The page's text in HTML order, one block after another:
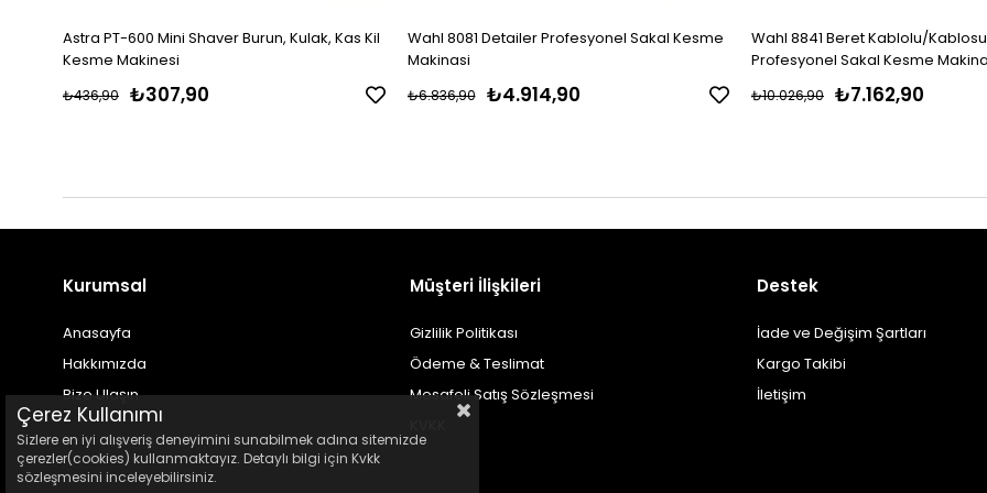
Astra PT-600 Mini Shaver Burun, Kulak, Kas Kil
Kesme Makinesi
₺307,90
₺436,90
Wahl 8081 Detailer Profesyonel Sakal Kesme
Makinasi
₺4.914,90
₺6.836,90
Wahl 8841 Beret Kablolu/
Profesyonel Sakal Kesme
₺7.162,90
₺10.026,90
Kurumsal
Anasayfa
Hakkımızda
Bize Ulaşın
Müşteri İlişkileri
Gizlilik Politikası
Ödeme & Teslimat
Mesafeli Satış Sözleşmesi
Destek
İade ve Değişim Şartları
Kargo Takibi
İletişim
Çerez Kullanımı
Sizlere en iyi alışveriş deneyimini sunabilmek adına sitemizde
çerezler(cookies) kullanmaktayız. Detaylı bilgi için Kvkk
sözleşmesini inceleyebilirsiniz.